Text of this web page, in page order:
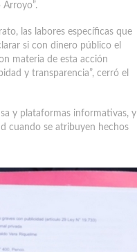
las labores específicas que
si con dinero público el
materia de esta acción
y transparencia”, cerró el
y plataformas informativas, y
cuando se atribuyen hechos